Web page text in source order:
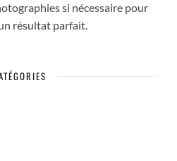
si nécessaire pour
résultat parfait.